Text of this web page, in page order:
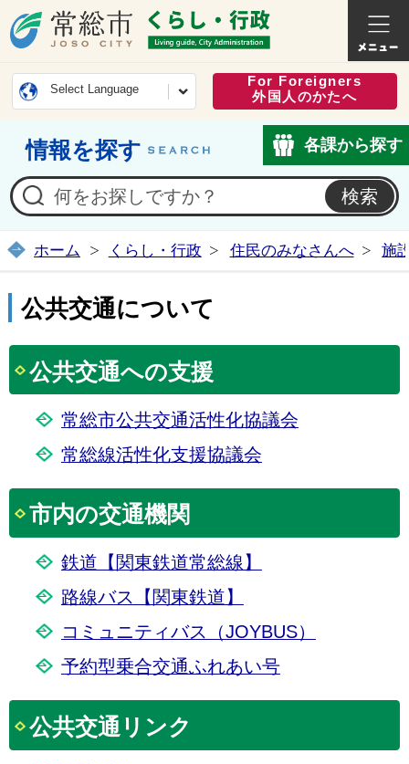
常総市公式ホームページ
くらし
Select Language
For Foreigners
外国人のかたへ
情報を探す 各課から探す
ホーム くらし・行政 住民のみなさんへ 施
公共交通について
公共交通への支援
常総市公共交通活性化協議会
常総線活性化支援協議会
市内の交通機関
鉄道【関東鉄道常総線】
路線バス【関東鉄道】
コミュニティバス（JOYBUS）
予約型乗合交通ふれあい号
公共交通リンク